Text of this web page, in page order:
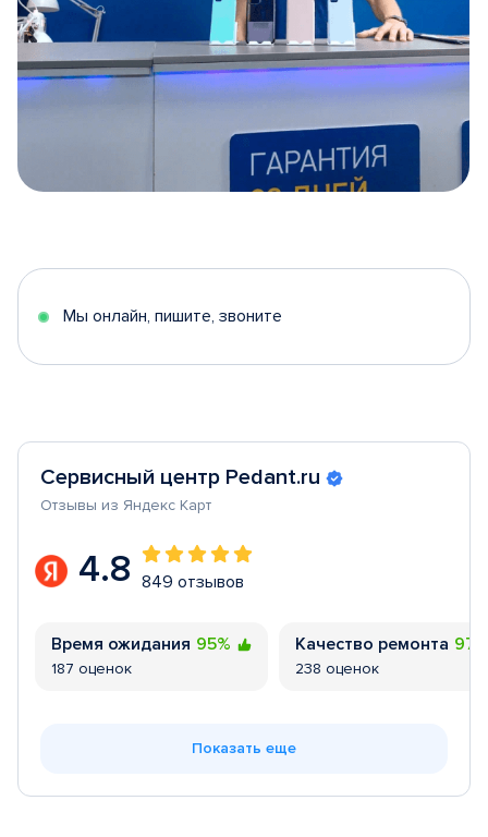
5
Мы онлайн, пишите, звоните
Сервисный центр Pedant.ru
Отзывы из Яндекс Карт
4.8 849 отзывов
Время ожидания 95%
187 оценок
Качество ремонта
238 оценок
Показать еще